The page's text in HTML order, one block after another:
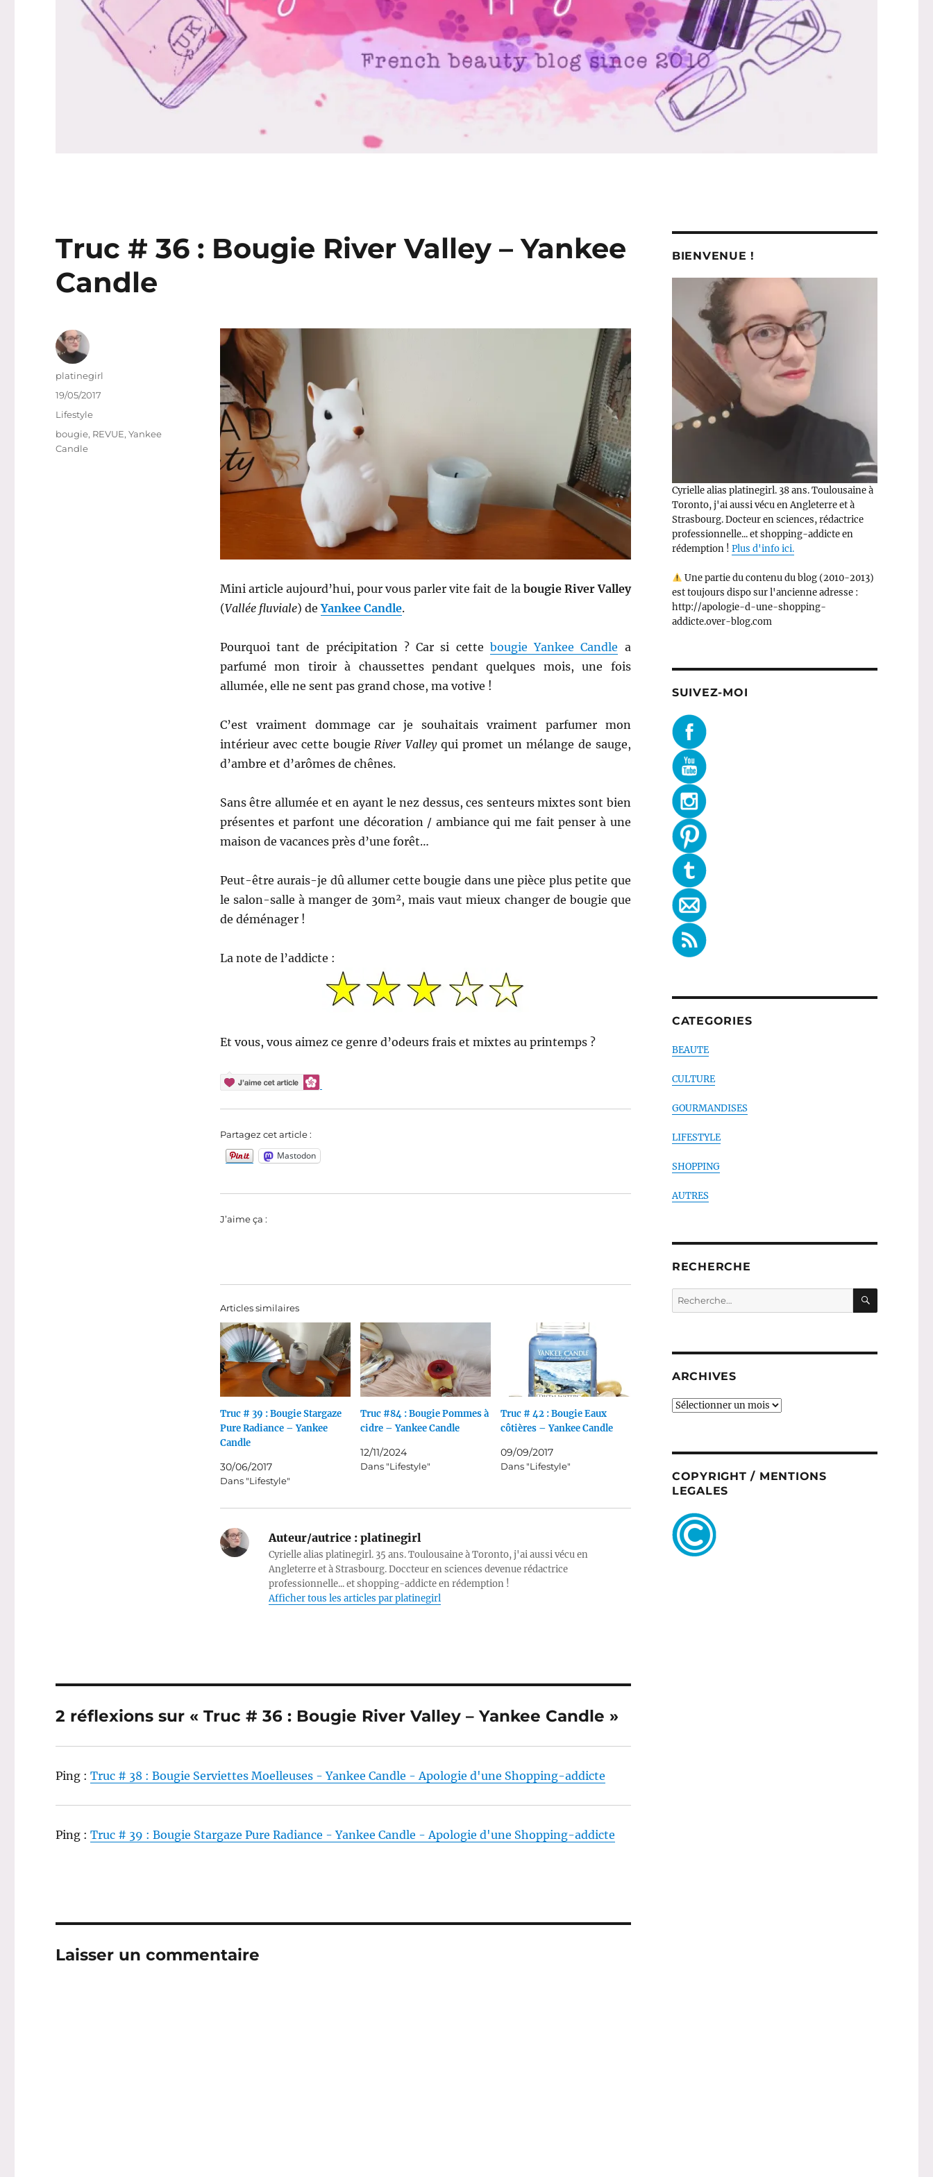
Truc # 36 : Bougie River Valley – Yankee
Candle
Mini article aujourd’hui, pour vous parler vite fait de la bougie River Valley
(Vallée fluviale) deYankee Candle.
Pourquoi tant de précipitation ? Car si cette bougie Yankee Candle a
parfumé mon tiroir à chaussettes pendant quelques mois, une fois
allumée, elle ne sent pas grand chose, ma votive !
C’est vraiment dommage car je souhaitais vraiment parfumer mon
intérieur avec cette bougie River Valleyqui promet un mélange de sauge,
d’ambre et d’arômes de chênes.
Sans être allumée et en ayant le nez dessus, ces senteurs mixtes sont bien
présentes et parfont une décoration / ambiance qui me fait penser à une
maison de vacances près d’une forêt…
Peut-être aurais-je dû allumer cette bougie dans une pièce plus petite que
le salon-salle à manger de 30m², mais vaut mieux changer de bougie que
de déménager !
La note de l’addicte :
Et vous, vous aimez ce genre d’odeurs frais et mixtes au printemps ?
Partagez cet article :
Mastodon
J’aime ça :
Articles similaires
Truc # 39 : Bougie Stargaze
Pure Radiance – Yankee
Candle
30/06/2017
Dans "Lifestyle"
Truc #84 : Bougie Pommes à
cidre – Yankee Candle
12/11/2024
Dans "Lifestyle"
Truc # 42 : Bougie Eaux
côtières – Yankee Candle
09/09/2017
Dans "Lifestyle"
Auteur/autrice :platinegirl
Cyrielle alias platinegirl. 35 ans. Toulousaine à Toronto, j'ai aussi vécu en
Angleterre et à Strasbourg. Doccteur en sciences devenue rédactrice
professionnelle... et shopping-addicte en rédemption !
Afficher tous les articles par platinegirl
Auteur
platinegirl
Publié
le
19/05/2017
Catégories
Lifestyle
Étiquettes
bougie, REVUE,Yankee
Candle
2 réflexions sur « Truc # 36 : Bougie River Valley – Yankee Candle »
Ping :Truc # 38 : Bougie Serviettes Moelleuses - Yankee Candle - Apologie d'une Shopping-addicte
Ping :Truc # 39 : Bougie Stargaze Pure Radiance - Yankee Candle - Apologie d'une Shopping-addicte
Laisser un commentaire
BIENVENUE !
Cyrielle alias platinegirl. 38 ans. Toulousaine à
Toronto, j'ai aussi vécu en Angleterre et à
Strasbourg. Docteur en sciences, rédactrice
professionnelle... et shopping-addicte en
rédemption ! Plus d'info ici.
Une partie du contenu du blog (2010-2013)
est toujours dispo sur l'ancienne adresse :
http://apologie-d-une-shopping-
addicte.over-blog.com
SUIVEZ-MOI
CATEGORIES
BEAUTE
CULTURE
GOURMANDISES
LIFESTYLE
SHOPPING
AUTRES
RECHERCHE
Recherche
pour :
ARCHIVES
ARCHIVES
COPYRIGHT / MENTIONS
LEGALES